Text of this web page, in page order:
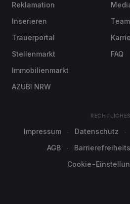
Reklamation
Inserieren
Trauerportal
Stellenmarkt
Immobilienmarkt
AZUBI NRW
Team
FAQ
RECHTLICHES
Impressum Datenschutz
AGB
Cookie-